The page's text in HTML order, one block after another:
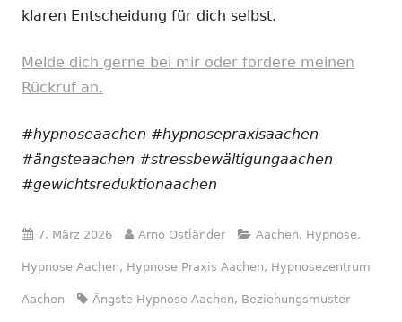
klaren Entscheidung für dich selbst.
Melde dich gerne bei mir oder fordere meinen
Rückruf an.
#hypnoseaachen #hypnosepraxisaachen
#ängsteaachen #stressbewältigungaachen
#gewichtsreduktionaachen
Veröffentlicht
am
7. März 2026 Autor
Arno Ostländer Kategorien
Aachen, Hypnose,
Hypnose Aachen, Hypnose Praxis Aachen, Hypnosezentrum
Aachen Schlagwörter
Ängste Hypnose Aachen, Beziehungsmuster